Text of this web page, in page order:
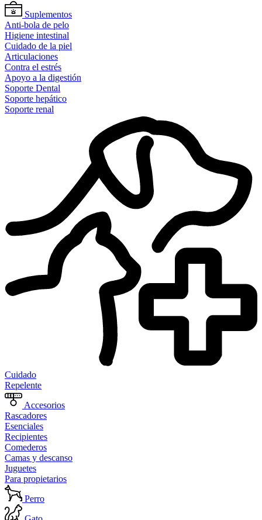
Suplementos
Anti-bola de pelo
Higiene intestinal
Cuidado de la piel
Articulaciones
Contra el estrés
Apoyo a la digestión
Soporte Dental
Soporte hepático
Soporte renal
Cuidado
Repelente
Accesorios
Rascadores
Esenciales
Recipientes
Comederos
Camas y descanso
Juguetes
Para propietarios
Perro